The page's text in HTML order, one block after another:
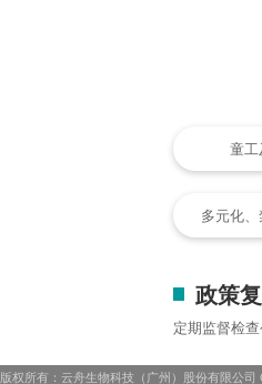
童
多元化
政策
定期监督检
版权所有：云舟生物科技（广州）股份有限公